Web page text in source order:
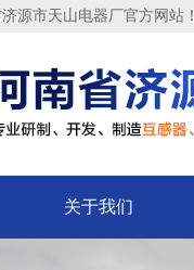
源市天山电器厂官方网站！
关于我们